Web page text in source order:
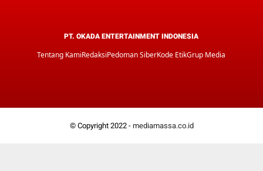
PT. OKADA ENTERTAINMENT INDONESIA
Tentang KamiRedaksiPedoman SiberKode EtikGrup Media
© Copyright 2022 - mediamassa.co.id